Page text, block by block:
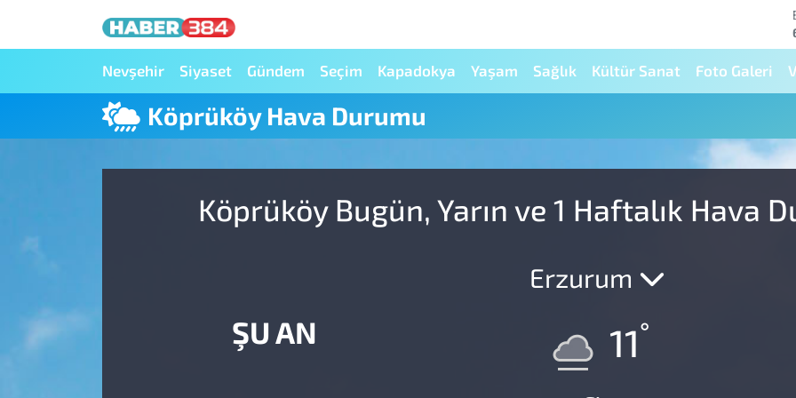
Nevşehir Siyaset Gündem Seçim Kapadokya Yaşam Sağlık Kültür Sanat Foto Galeri
Köprüköy Hava Durumu
Köprüköy Bugün, Yarın ve 1 Haftalık Hava
ŞU AN
Erzurum
11°
Nöbetçi Eczaneler
Hava Durumu
Süper Lig Puan Durumu ve Fikstür
Haber Arşivi